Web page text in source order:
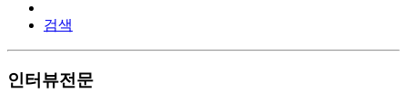
검색
인터뷰전문